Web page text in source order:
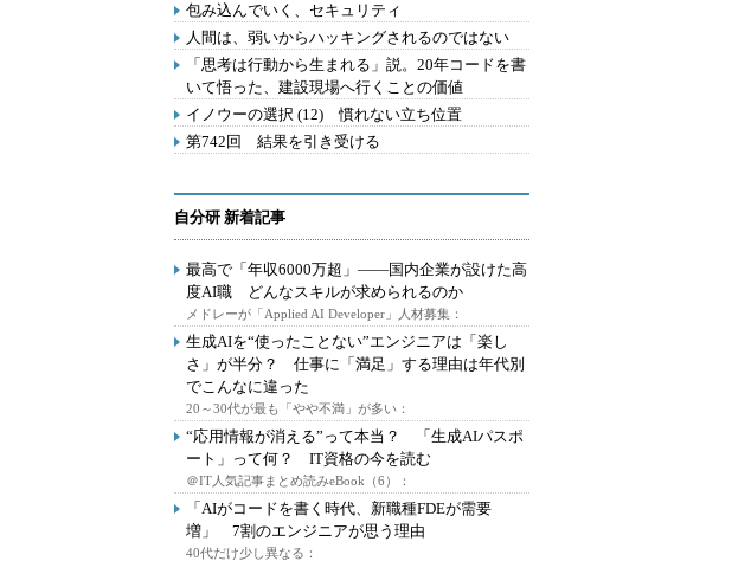
包み込んでいく、セキュリティ
人間は、弱いからハッキングされるのではない
「思考は行動から生まれる」説。20年コードを書
いて悟った、建設現場へ行くことの価値
イノウーの選択 (12) 慣れない立ち位置
第742回 結果を引き受ける
自分研 新着記事
最高で「年収6000万超」――国内企業が設けた高
度AI職 どんなスキルが求められるのか
メドレーが「Applied AI Developer」人材募集：
生成AIを“使ったことない”エンジニアは「楽し
さ」が半分？ 仕事に「満足」する理由は年代別
でこんなに違った
20～30代が最も「やや不満」が多い：
“応用情報が消える”って本当？ 「生成AIパスポ
ート」って何？ IT資格の今を読む
＠IT人気記事まとめ読みeBook（6）：
「AIがコードを書く時代、新職種FDEが需要
増」 7割のエンジニアが思う理由
40代だけ少し異なる：